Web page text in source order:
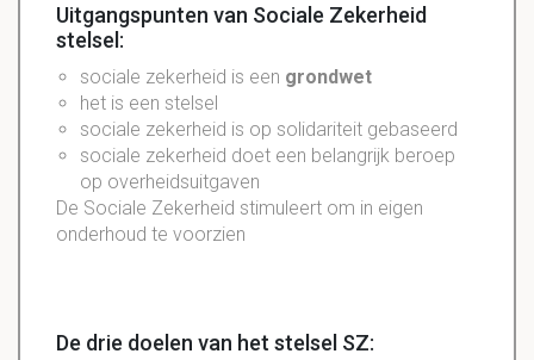
Uitgangspunten van Sociale Zekerheid
stelsel:
sociale zekerheid is een grondwet
het is een stelsel
sociale zekerheid is op solidariteit gebaseerd
sociale zekerheid doet een belangrijk beroep
op overheidsuitgaven
De Sociale Zekerheid stimuleert om in eigen
onderhoud te voorzien
De drie doelen van het stelsel SZ: